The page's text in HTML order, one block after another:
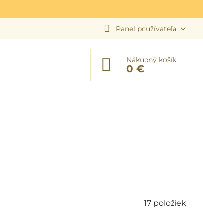
Panel používateľa
Nákupný košík
0 €
17 položiek